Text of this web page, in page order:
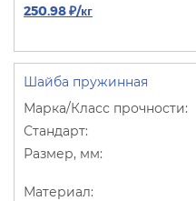
250.98 ₽/кг
Шайба пружинная